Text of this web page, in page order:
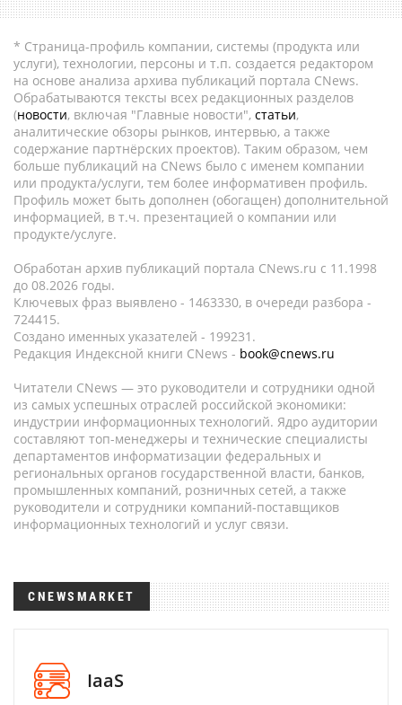
* Страница-профиль компании, системы (продукта или
услуги), технологии, персоны и т.п. создается редактором
на основе анализа архива публикаций портала CNews.
Обрабатываются тексты всех редакционных разделов
(новости, включая "Главные новости", статьи,
аналитические обзоры рынков, интервью, а также
содержание партнёрских проектов). Таким образом, чем
больше публикаций на CNews было с именем компании
или продукта/услуги, тем более информативен профиль.
Профиль может быть дополнен (обогащен) дополнительной
информацией, в т.ч. презентацией о компании или
продукте/услуге.
Обработан архив публикаций портала CNews.ru c 11.1998
до 08.2026 годы.
Ключевых фраз выявлено - 1463330, в очереди разбора -
724415.
Создано именных указателей - 199231.
Редакция Индексной книги CNews - book@cnews.ru
Читатели CNews — это руководители и сотрудники одной
из самых успешных отраслей российской экономики:
индустрии информационных технологий. Ядро аудитории
составляют топ-менеджеры и технические специалисты
департаментов информатизации федеральных и
региональных органов государственной власти, банков,
промышленных компаний, розничных сетей, а также
руководители и сотрудники компаний-поставщиков
информационных технологий и услуг связи.
CNEWSMARKET
IaaS